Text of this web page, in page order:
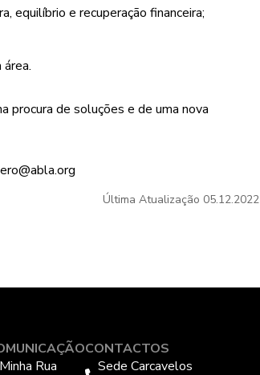
equilíbrio e recuperação financeira;
procura de soluções e de uma nova
Última Atualização 05.12.2022
Rua
CONTACTOS
Sede Carcavelos